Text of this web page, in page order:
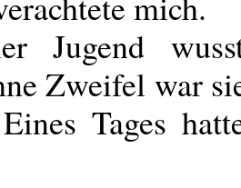
Jugend
Zweifel war
Eines Tages